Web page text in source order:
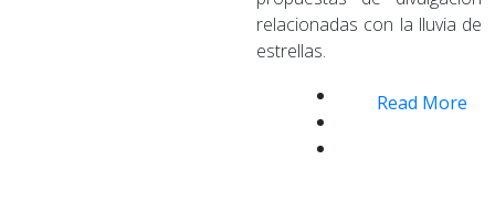
relacionadas con la lluvia de
estrellas.
Read More